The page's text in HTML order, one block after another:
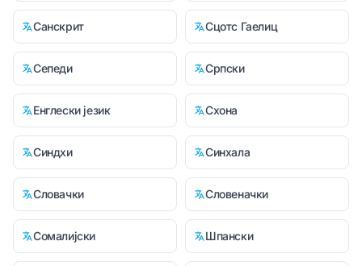
Санскрит Сцотс Гаелиц
Сепеди Српски
Енглески језик Схона
Синдхи Синхала
Словачки Словеначки
Сомалијски Шпански